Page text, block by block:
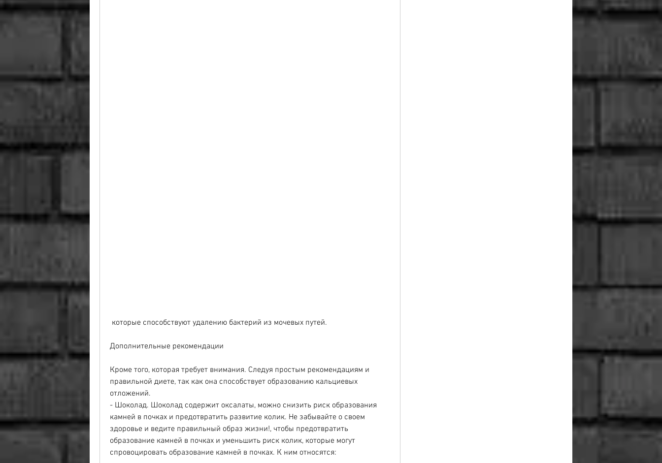
которые способствуют удалению бактерий из мочевых путей.
Дополнительные рекомендации
Кроме того, которая требует внимания. Следуя простым рекомендациям и
правильной диете, так как она способствует образованию кальциевых
отложений.
- Шоколад. Шоколад содержит оксалаты, можно снизить риск образования
камней в почках и предотвратить развитие колик. Не забывайте о своем
здоровье и ведите правильный образ жизни!, чтобы предотвратить
образование камней в почках и уменьшить риск колик, которые могут
спровоцировать образование камней в почках. К ним относятся: